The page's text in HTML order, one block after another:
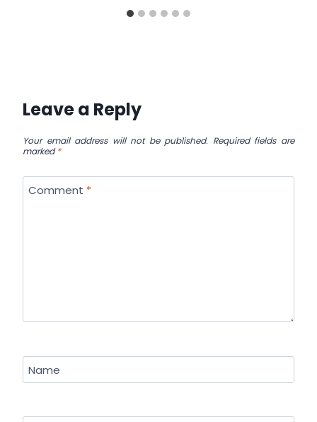
Leave a Reply
Your email address will not be published. Required fields are
marked*
Comment *
Name